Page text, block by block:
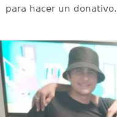
para hacer un donativo.